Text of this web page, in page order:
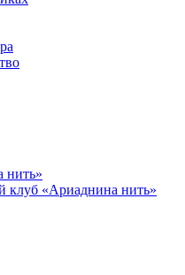
нить»
«Ариаднина нить»